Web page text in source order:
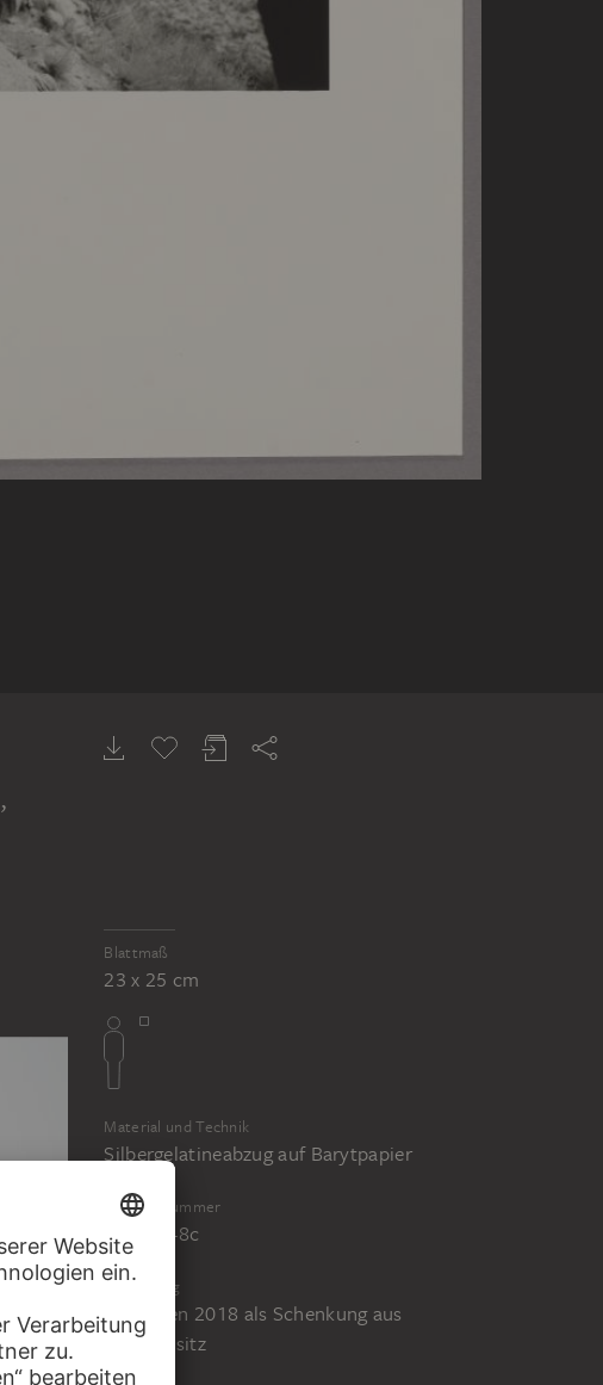
,
Blattmaß
23 x 25 cm
Material und Technik
Silbergelatineabzug auf Barytpapier
Inventarnummer
St.F.3948c
Erwerbung
Erworben 2018 als Schenkung aus
Privatbesitz